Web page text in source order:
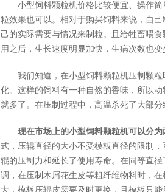
小型饲料颗粒机价格比较便宜、操作
粒效果也可以。相对于购买饲料来说，自己
己的实际需要与情况来制粒。且给牲畜喂
用之后，生长速度明显加快，生病次数也变
我们知道，在小型饲料颗粒机压制颗
化。这样的饲料有一种自然的香味，所以
就多了。在压制过程中，高温杀死了大部
现在市场上的小型饲料颗粒机可以分
式，压辊直径的大小不受模板直径的限制
辊的压制力和延长了使用寿命。在同等直
调，在压制木屑花生皮等粗纤维物料时，
大，模板压辊皮需要及时更换，且模板只能